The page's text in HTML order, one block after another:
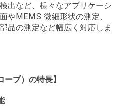
出など、様々なアプリケーシ
やMEMS 微細形状の測定、
品の測定など幅広く対応しま
プ）の特長】